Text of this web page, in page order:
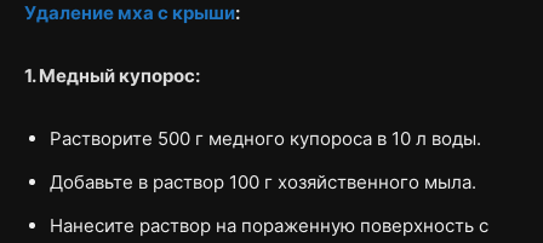
Удаление мха с крыши:
1. Медный купорос:
Растворите 500 г медного купороса в 10 л воды.
Добавьте в раствор 100 г хозяйственного мыла.
Нанесите раствор на пораженную поверхность с